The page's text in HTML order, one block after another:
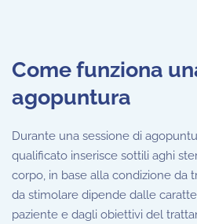
Come funziona
agopuntura
Durante una sessione di
qualificato inserisce sottili aghi
corpo, in base alla condizione da
da stimolare dipende dalle
paziente e dagli obiettivi del